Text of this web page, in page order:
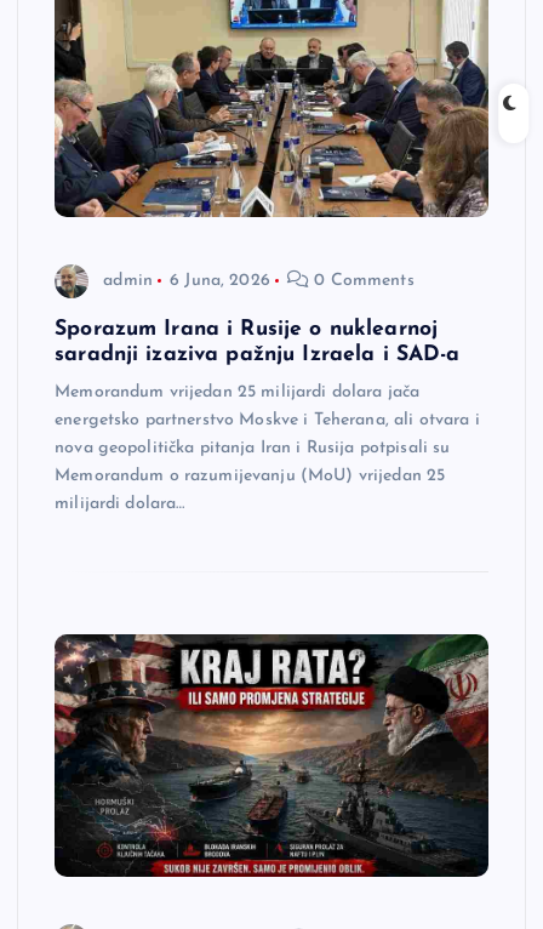
admin 6 Juna, 2026 0 Comments
Sporazum Irana i Rusije o nuklearnoj
saradnji izaziva pažnju Izraela i SAD-a
Memorandum vrijedan 25 milijardi dolara jača
energetsko partnerstvo Moskve i Teherana, ali otvara i
nova geopolitička pitanja Iran i Rusija potpisali su
Memorandum o razumijevanju (MoU) vrijedan 25
milijardi dolara…